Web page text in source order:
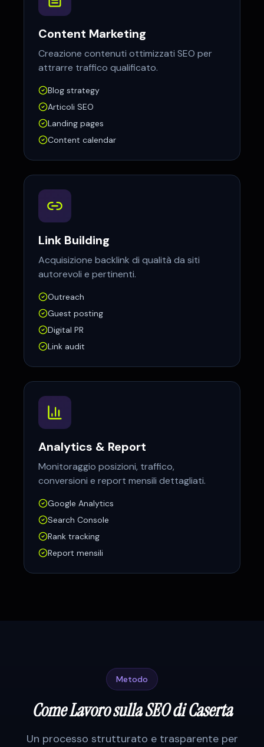
Content Marketing
Creazione contenuti ottimizzati SEO per
attrarre traffico qualificato.
Blog strategy
Articoli SEO
Landing pages
Content calendar
Link Building
Acquisizione backlink di qualità da siti
autorevoli e pertinenti.
Outreach
Guest posting
Digital PR
Link audit
Analytics & Report
Monitoraggio posizioni, traffico,
conversioni e report mensili dettagliati.
Google Analytics
Search Console
Rank tracking
Report mensili
Metodo
Come Lavoro sulla SEO diCaserta
Un processo strutturato e trasparente per